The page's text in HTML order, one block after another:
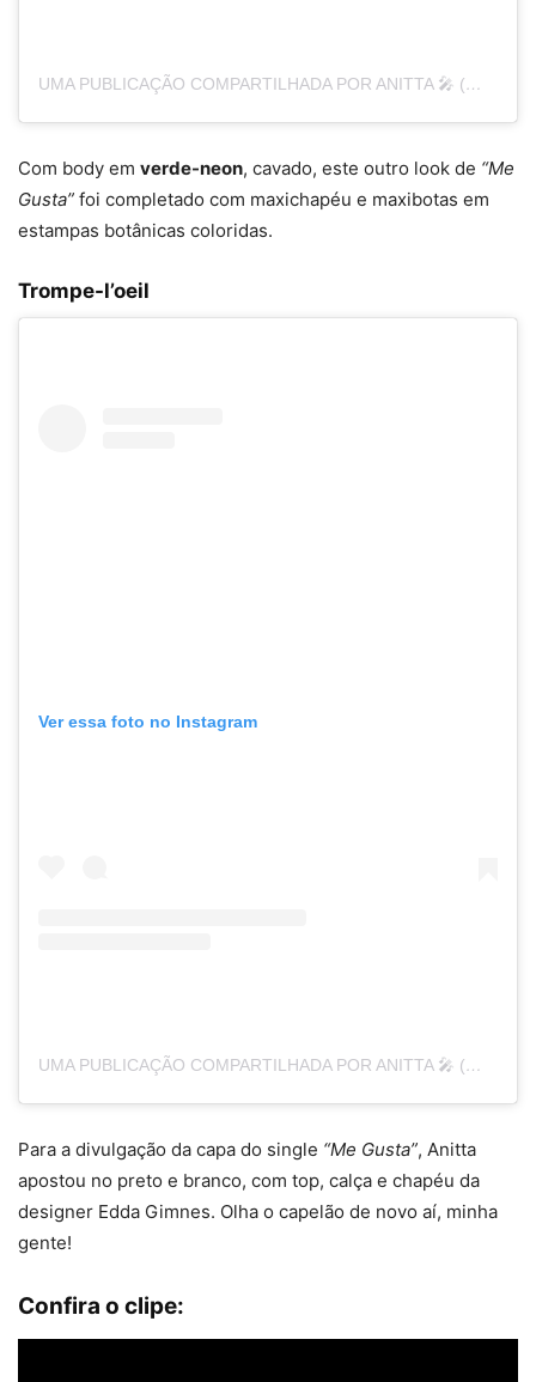
UMA PUBLICAÇÃO COMPARTILHADA POR ANITTA 🎤 (@ANITTA)
Com body em verde-neon, cavado, este outro look de “Me
Gusta” foi completado com maxichapéu e maxibotas em
estampas botânicas coloridas.
Trompe-l’oeil
Ver essa foto no Instagram
UMA PUBLICAÇÃO COMPARTILHADA POR ANITTA 🎤 (@ANITTA)
Para a divulgação da capa do single “Me Gusta”, Anitta
apostou no preto e branco, com top, calça e chapéu da
designer Edda Gimnes. Olha o capelão de novo aí, minha
gente!
Confira o clipe: